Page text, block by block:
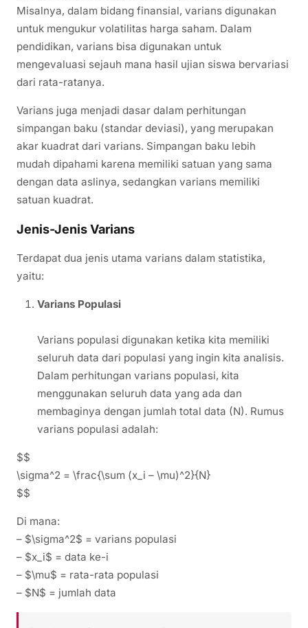
Misalnya, dalam bidang finansial, varians digunakan
untuk mengukur volatilitas harga saham. Dalam
pendidikan, varians bisa digunakan untuk
mengevaluasi sejauh mana hasil ujian siswa bervariasi
dari rata-ratanya.
Varians juga menjadi dasar dalam perhitungan
simpangan baku (standar deviasi), yang merupakan
akar kuadrat dari varians. Simpangan baku lebih
mudah dipahami karena memiliki satuan yang sama
dengan data aslinya, sedangkan varians memiliki
satuan kuadrat.
Jenis-Jenis Varians
Terdapat dua jenis utama varians dalam statistika,
yaitu:
Varians Populasi
Varians populasi digunakan ketika kita memiliki
seluruh data dari populasi yang ingin kita analisis.
Dalam perhitungan varians populasi, kita
menggunakan seluruh data yang ada dan
membaginya dengan jumlah total data (N). Rumus
varians populasi adalah:
$$
\sigma^2 = \frac{\sum (x_i – \mu)^2}{N}
$$
Di mana:
– $\sigma^2$ = varians populasi
– $x_i$ = data ke-i
– $\mu$ = rata-rata populasi
– $N$ = jumlah data